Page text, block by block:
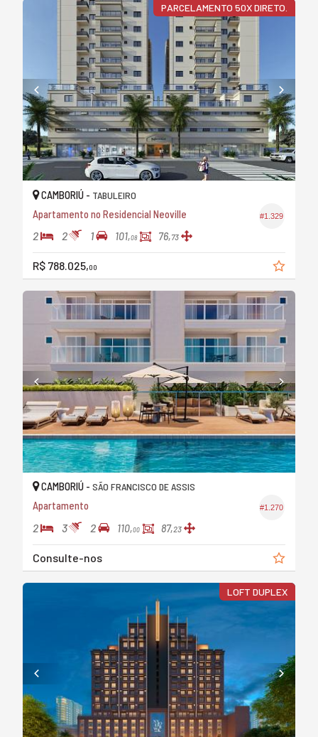
PARCELAMENTO 50X DIRETO.
#1.329
CAMBORIÚ - TABULEIRO
Apartamento no Residencial Neoville
2 2 1 101,08 76,73
R$ 788.025,00
#1.270
CAMBORIÚ - SÃO FRANCISCO DE ASSIS
Apartamento
2 3 2 110,00 87,23
Consulte-nos
LOFT DUPLEX